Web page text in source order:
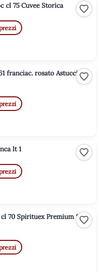
cl 75 Cuvee Storica
franciac. rosato Astucciato
lt 1
70 Spirituex Premium Sans